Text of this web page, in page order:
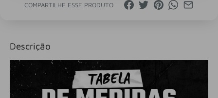
COMPARTILHE ESSE PRODUTO
Descrição